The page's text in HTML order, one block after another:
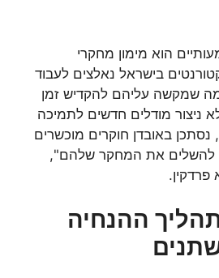
הוא מימון מחקרי
בישראל נאלצים לעבוד
שמקשה עליהם להקדיש זמן
מודלים חדשים לתמיכה
נסתכן באובדן חוקרים מוכשרים
להשלים את המחקר שלהם",
פרדקין.
ההנחיה